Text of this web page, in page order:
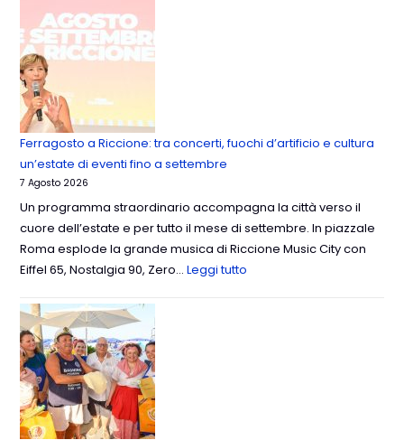
Ferragosto a Riccione: tra concerti, fuochi d’artificio e cultura
un’estate di eventi fino a settembre
7 Agosto 2026
Un programma straordinario accompagna la città verso il
cuore dell’estate e per tutto il mese di settembre. In piazzale
Roma esplode la grande musica di Riccione Music City con
Eiffel 65, Nostalgia 90, Zero…Leggi tutto